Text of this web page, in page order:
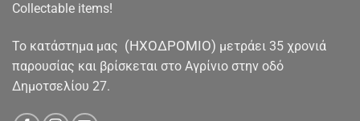
Collectable items!
To κατάστημα μας (ΗΧΟΔΡΟΜΙΟ) μετράει 35 χρονιά
παρουσίας και βρίσκεται στο Αγρίνιο στην οδό
Δημοτσελίου 27.